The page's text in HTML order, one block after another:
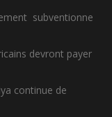
subventionne
devront payer
continue de